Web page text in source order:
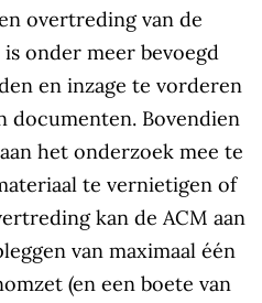
overtreding van de
onder meer bevoegd
en inzage te vorderen
documenten. Bovendien
het onderzoek mee te
te vernietigen of
kan de ACM aan
van maximaal één
(en een boete van